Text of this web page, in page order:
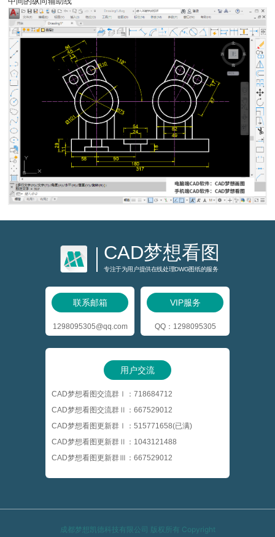
CAD梦想看图
专注于为用户提供在线处理DWG图纸的服务
联系邮箱
1298095305@qq.com
VIP服务
QQ：1298095305
用户交流
CAD梦想看图交流群Ⅰ：718684712
CAD梦想看图交流群Ⅱ：667529012
CAD梦想看图更新群Ⅰ：515771658(已满)
CAD梦想看图更新群Ⅱ：1043121488
CAD梦想看图更新群Ⅲ：667529012
成都梦想凯德科技有限公司 版权所有 Copyright